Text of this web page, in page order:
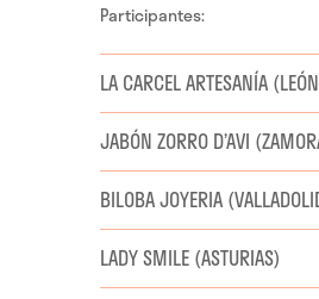
Participantes:
LA CARCEL ARTESANÍA
JABÓN ZORRO D’AVI
BILOBA JOYERIA
LADY SMILE (ASTURIAS)